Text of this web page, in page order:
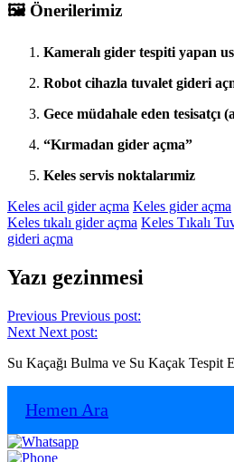
🖼️ Önerilerimiz
Kameralı gider tespiti yapan
Robot cihazla tuvalet gideri
Gece müdahale eden tesisatçı
“Kırmadan gider açma”
Keles servis noktalarımiz
Keles acil gider açma Keles gider açma
Keles tıkalı gider açma Keles Tıkalı
gideri açma
Yazı gezinmesi
Previous Previous post:
Next Next post:
Su Kaçağı Bulma ve Su Kaçak Tespit
Hemen Ara